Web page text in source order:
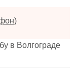
)
в Волгограде